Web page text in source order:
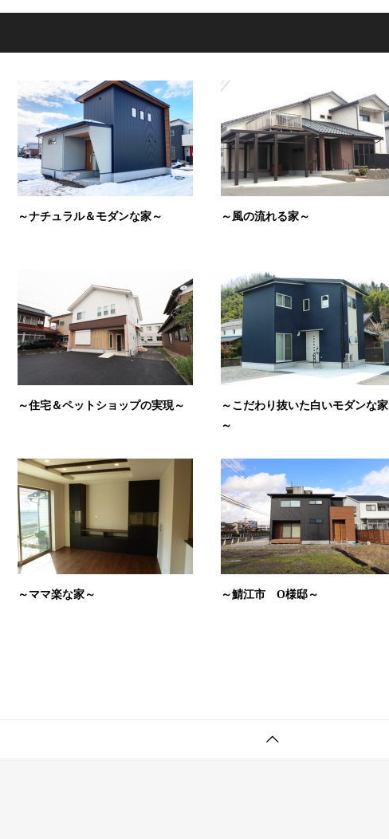
～ナチュラル＆モダンな家～ ～風の流れる家～
～住宅＆ペットショップの実現～
～こだわり抜いた白いモダンな家
～
～ママ楽な家～ ～鯖江市 O様邸～